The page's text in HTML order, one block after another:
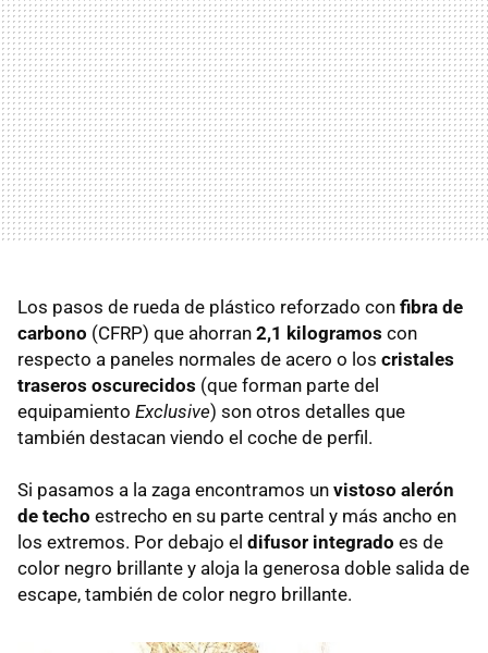
Los pasos de rueda de plástico reforzado con fibra de
carbono (CFRP) que ahorran 2,1 kilogramos con
respecto a paneles normales de acero o los cristales
traseros oscurecidos (que forman parte del
equipamiento Exclusive) son otros detalles que
también destacan viendo el coche de perfil.
Si pasamos a la zaga encontramos un vistoso alerón
de techo estrecho en su parte central y más ancho en
los extremos. Por debajo el difusor integrado es de
color negro brillante y aloja la generosa doble salida de
escape, también de color negro brillante.